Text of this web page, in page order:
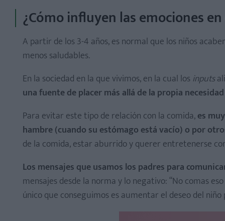
¿Cómo influyen las emociones
A partir de los 3-4 años, es normal que los niños
menos saludables.
En la sociedad en la que vivimos, en la cual los inputs
una fuente de placer más allá de la propia
Para evitar este tipo de relación con la comida,es
hambre (cuando su estómago está vacío) o por
de la comida, estar aburrido y querer entretenerse
Los mensajes que usamos los padres para
mensajes desde la norma y lo negativo: “No comas
único que conseguimos es aumentar el deseo del niño